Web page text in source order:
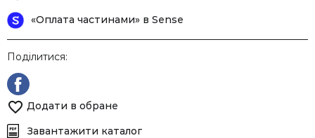
«Оплата частинами» в Sense
Поділитися:
Додати в обране
Завантажити каталог